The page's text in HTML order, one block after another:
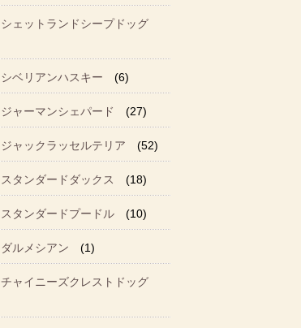
シェットランドシープドッグ
シベリアンハスキー (6)
ジャーマンシェパード (27)
ジャックラッセルテリア (52)
スタンダードダックス (18)
スタンダードプードル (10)
ダルメシアン (1)
チャイニーズクレストドッグ